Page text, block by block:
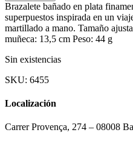
Brazalete bañado en plata
superpuestos inspirada en un
martillado a mano. Tamaño
muñeca: 13,5 cm Peso: 44 g
Sin existencias
SKU: 6455
Localización
Carrer Provença, 274 – 08008